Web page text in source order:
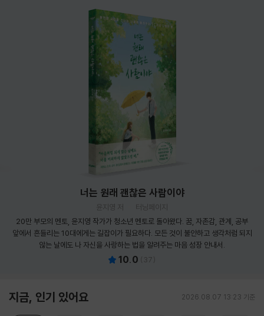
너는 원래 괜찮은 사람이야
윤지영 저
터닝페이지
20만 부모의 멘토, 윤지영 작가가 청소년 멘토로 돌아왔다. 꿈, 자존감, 관계, 공부
앞에서 흔들리는 10대에게는 길잡이가 필요하다. 모든 것이 불안하고 생각처럼 되지
않는 날에도 나 자신을 사랑하는 법을 알려주는 마음 성장 안내서.
10.0 ( 37 )
지금, 인기 있어요 2026.08.07 13:23 기준